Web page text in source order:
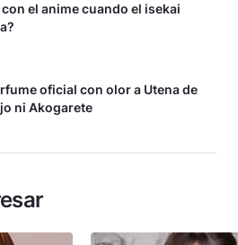
el anime cuando el isekai
oficial con olor a Utena de
ni Akogarete